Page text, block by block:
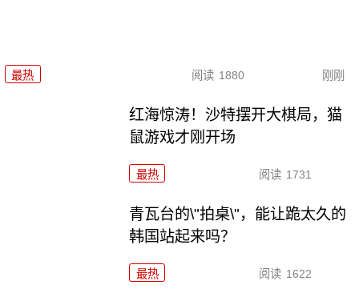
最热 阅读 1880 刚刚
红海惊涛！沙特摆开大棋局，猫
鼠游戏才刚开场
最热 阅读 1731
青瓦台的\"拍桌\"，能让跪太久的
韩国站起来吗？
最热 阅读 1622